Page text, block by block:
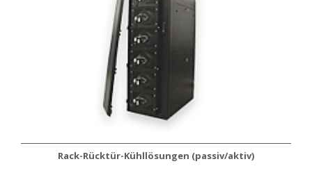
Rack-Rücktür-Kühllösungen (passiv/aktiv)